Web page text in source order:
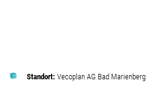
Standort: Vecoplan AG Bad Marienberg